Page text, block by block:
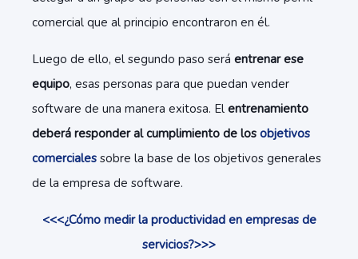
comercial que al principio encontraron en él.
Luego de ello, el segundo paso será entrenar ese
equipo, esas personas para que puedan vender
software de una manera exitosa. El entrenamiento
deberá responder al cumplimiento de los objetivos
comerciales sobre la base de los objetivos generales
de la empresa de software.
<<<¿Cómo medir la productividad en empresas de
servicios?>>>